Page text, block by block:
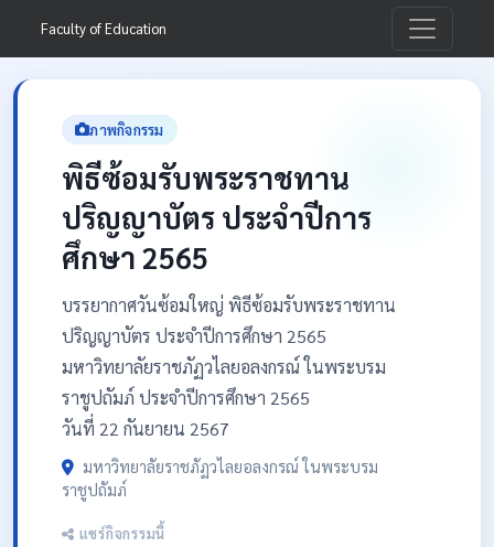
Faculty of Education
ภาพกิจกรรม
พิธีซ้อมรับพระราชทาน
ปริญญาบัตร ประจำปีการ
ศึกษา 2565
บรรยากาศวันซ้อมใหญ่ พิธีซ้อมรับพระราชทาน
ปริญญาบัตร ประจำปีการศึกษา 2565
มหาวิทยาลัยราชภัฏวไลยอลงกรณ์ ในพระบรม
ราชูปถัมภ์ ประจำปีการศึกษา 2565
วันที่ 22 กันยายน 2567
มหาวิทยาลัยราชภัฏวไลยอลงกรณ์ ในพระบรม
ราชูปถัมภ์
แชร์กิจกรรมนี้